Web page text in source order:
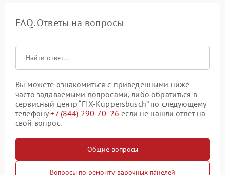
FAQ. Ответы на вопросы
Вы можете ознакомиться с приведенными ниже
часто задаваемыми вопросами, либо обратиться в
сервисный центр “FIX-Kuppersbusch” по следующему
телефону+7 (844) 290-70-26 если не нашли ответ на
свой вопрос.
Общие вопросы
Вопросы по ремонту варочных панелей